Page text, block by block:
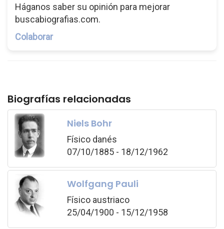
Háganos saber su opinión para mejorar
buscabiografias.com.
Colaborar
Biografías relacionadas
Niels Bohr
Físico danés
07/10/1885 - 18/12/1962
Wolfgang Pauli
Físico austriaco
25/04/1900 - 15/12/1958